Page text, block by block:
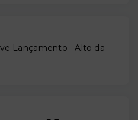
Lançamento -Alto da